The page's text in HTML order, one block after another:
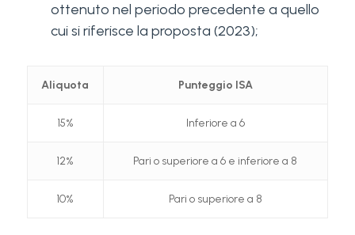
ottenuto nel periodo precedente a quello
cui si riferisce la proposta (2023);
Aliquota Punteggio ISA
15% Inferiore a 6
12% Pari o superiore a 6 e inferiore a 8
10% Pari o superiore a 8